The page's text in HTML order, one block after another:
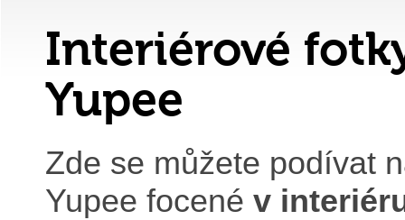
Interiérové
Yupee
Zde se můžete podívat
Yupee focené v